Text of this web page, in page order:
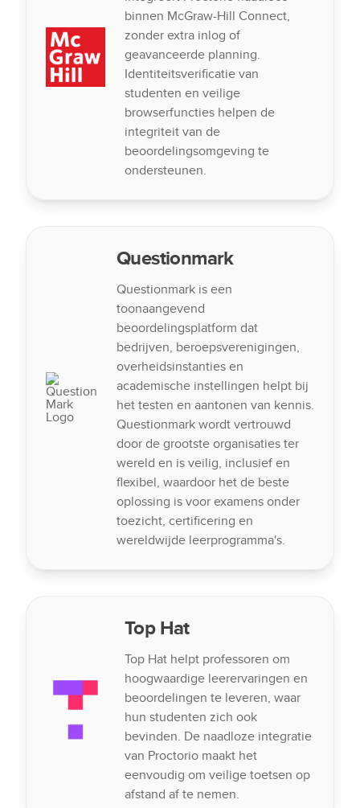
binnen McGraw-Hill Connect,
zonder extra inlog of
geavanceerde planning.
Identiteitsverificatie van
studenten en veilige
browserfuncties helpen de
integriteit van de
beoordelingsomgeving te
ondersteunen.
Questionmark
Questionmark is een
toonaangevend
beoordelingsplatform dat
bedrijven, beroepsverenigingen,
overheidsinstanties en
academische instellingen helpt bij
het testen en aantonen van kennis.
Questionmark wordt vertrouwd
door de grootste organisaties ter
wereld en is veilig, inclusief en
flexibel, waardoor het de beste
oplossing is voor examens onder
toezicht, certificering en
wereldwijde leerprogramma's.
Top Hat
Top Hat helpt professoren om
hoogwaardige leerervaringen en
beoordelingen te leveren, waar
hun studenten zich ook
bevinden. De naadloze integratie
van Proctorio maakt het
eenvoudig om veilige toetsen op
afstand af te nemen.